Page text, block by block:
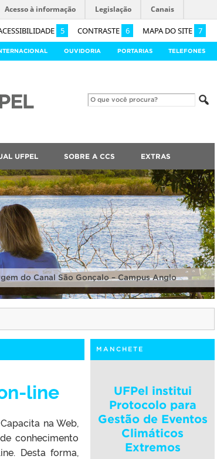
5 CONTRASTE 6 MAPA DO SITE 7
Acesso à informação Legislação Canais
OUVIDORIA PORTARIAS TELEFONES
UFPEL SOBRE A CCS EXTRAS
do Canal São Gonçalo – Campus Anglo
line
na Web,
conhecimento
Desta forma,
MANCHETE
UFPel institui
Protocolo para
Gestão de Eventos
Climáticos
Extremos